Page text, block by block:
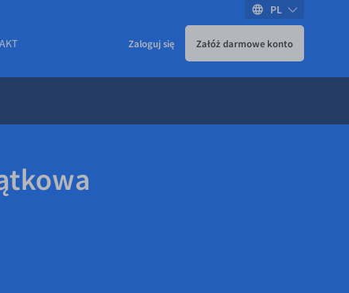
Zaloguj się Załóż darmowe konto
PL